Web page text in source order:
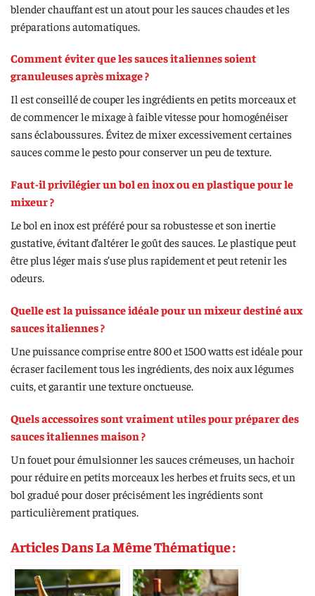
blender chauffant est un atout pour les sauces chaudes et les
préparations automatiques.
Comment éviter que les sauces italiennes soient
granuleuses après mixage ?
Il est conseillé de couper les ingrédients en petits morceaux et
de commencer le mixage à faible vitesse pour homogénéiser
sans éclaboussures. Évitez de mixer excessivement certaines
sauces comme le pesto pour conserver un peu de texture.
Faut-il privilégier un bol en inox ou en plastique pour le
mixeur ?
Le bol en inox est préféré pour sa robustesse et son inertie
gustative, évitant d’altérer le goût des sauces. Le plastique peut
être plus léger mais s’use plus rapidement et peut retenir les
odeurs.
Quelle est la puissance idéale pour un mixeur destiné aux
sauces italiennes ?
Une puissance comprise entre 800 et 1500 watts est idéale pour
écraser facilement tous les ingrédients, des noix aux légumes
cuits, et garantir une texture onctueuse.
Quels accessoires sont vraiment utiles pour préparer des
sauces italiennes maison ?
Un fouet pour émulsionner les sauces crémeuses, un hachoir
pour réduire en petits morceaux les herbes et fruits secs, et un
bol gradué pour doser précisément les ingrédients sont
particulièrement pratiques.
Articles Dans La Même Thématique :